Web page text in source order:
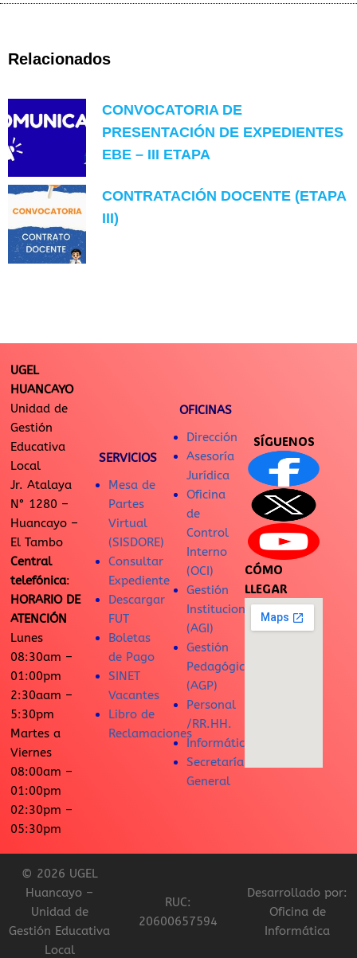
Relacionados
CONVOCATORIA DE
PRESENTACIÓN DE EXPEDIENTES
EBE – III ETAPA
CONTRATACIÓN DOCENTE (ETAPA
III)
UGEL
HUANCAYO
Unidad de
Gestión
Educativa
Local
Jr. Atalaya
N° 1280 –
Huancayo –
El Tambo
Central
telefónica:
HORARIO DE
ATENCIÓN
Lunes
08:30am –
01:00pm
2:30aam –
5:30pm
Martes a
Viernes
08:00am –
01:00pm
02:30pm –
05:30pm
SERVICIOS
Mesa de
Partes
Virtual
(SISDORE)
Consultar
Expediente
Descargar
FUT
Boletas
de Pago
SINET
Vacantes
Libro de
Reclamaciones
OFICINAS
Dirección
Asesoría
Jurídica
Oficina
de
Control
Interno
(OCI)
Gestión
Institucional
(AGI)
Gestión
Pedagógica
(AGP)
Personal
/RR.HH.
Informática
Secretaría
General
SÍGUENOS
CÓMO
LLEGAR
© 2026 UGEL
Huancayo –
Unidad de
Gestión Educativa
Local
RUC:
20600657594
Desarrollado por:
Oficina de
Informática